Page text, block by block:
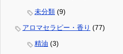
未分類 (9)
アロマセラピー・香り (77)
精油 (3)